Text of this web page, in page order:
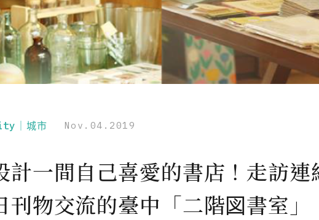
｜城市 Nov.04.2019
計一間自己喜愛的書店！走訪連
刊物交流的臺中「二階図書室」